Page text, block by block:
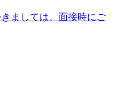
ましては、面接時にご